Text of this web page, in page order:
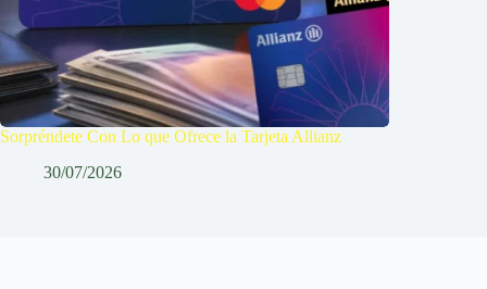
Sorpréndete Con Lo que Ofrece la Tarjeta Allianz
30/07/2026